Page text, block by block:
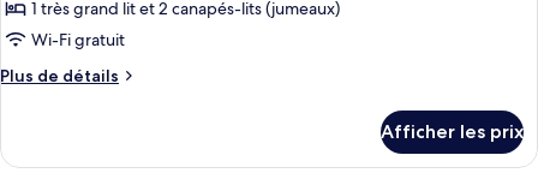
de
chambre :
Chambre
1 très grand lit et 2 canapés-lits (jumeaux)
Wi-Fi gratuit
Plus de détails
Plus
Chambre
Afficher les prix